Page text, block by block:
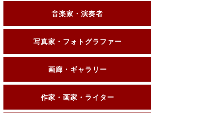
音楽家・演奏者
写真家・フォトグラファー
画廊・ギャラリー
作家・画家・ライター